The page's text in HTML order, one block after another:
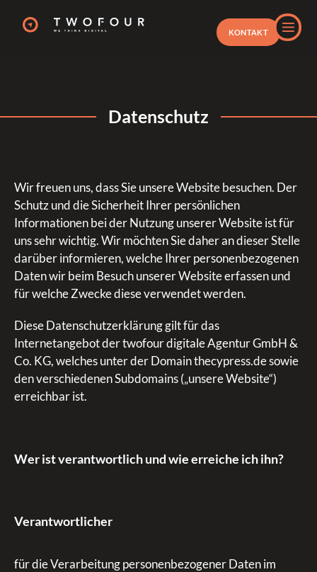
KONTAKT
Datenschutz
Wir freuen uns, dass Sie unsere Website besuchen. Der
Schutz und die Sicherheit Ihrer persönlichen
Informationen bei der Nutzung unserer Website ist für
uns sehr wichtig. Wir möchten Sie daher an dieser Stelle
darüber informieren, welche Ihrer personenbezogenen
Daten wir beim Besuch unserer Website erfassen und
für welche Zwecke diese verwendet werden.
Diese Datenschutzerklärung gilt für das
Internetangebot der twofour digitale Agentur GmbH &
Co. KG, welches unter der Domain thecypress.de sowie
den verschiedenen Subdomains („unsere Website“)
erreichbar ist.
Wer ist verantwortlich und wie erreiche ich ihn?
Verantwortlicher
für die Verarbeitung personenbezogener Daten im